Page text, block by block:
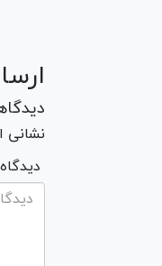
نشانی
* دیدگاه